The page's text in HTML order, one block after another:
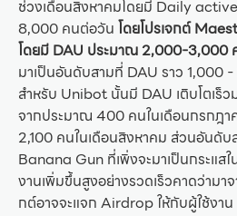
ช่วงเดือนสิงหาคมโดยมี Daily
8,000 คนต่อวัน โดยโปรเจกต์
โดยมี DAU ประมาณ 2,000-3,000
มาเป็นอันดับสามที่ DAU ราว 1,000
สำหรับ Unibot นั้นมี DAU เติบโตเร็ว
จากประมาณ 400 คนในเดือนกรกฎ
2,100 คนในเดือนสิงหาคม ส่วนอันดับ
Banana Gun ที่เพิ่งจะมาเป็นกระแส
งานเพิ่มขึ้นสูงอย่างรวดเร็วคาดว่ามา
กต์อาจจะแจก Airdrop ให้กับผู้ใช้งาน